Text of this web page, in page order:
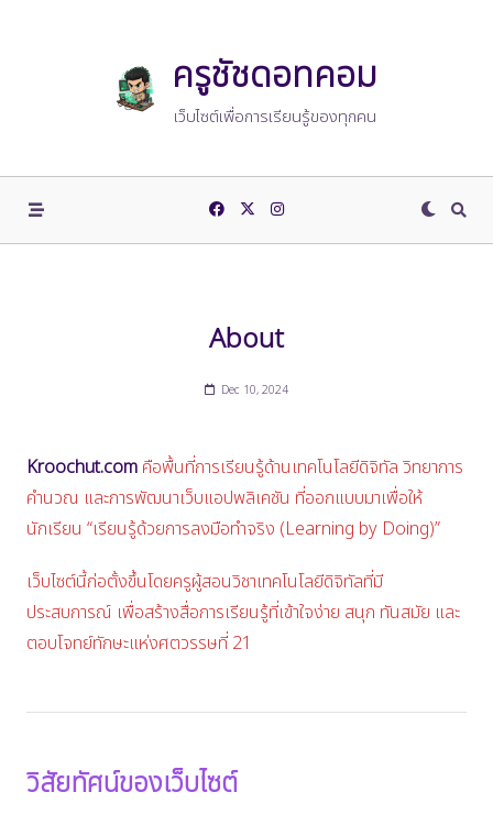
ครูชัชดอทคอม
เว็บไซต์เพื่อการเรียนรู้ของทุกคน
About
Dec 10, 2024
Kroochut.com คือพื้นที่การเรียนรู้ด้านเทคโนโลยีดิจิทัล วิทยาการ
คำนวณ และการพัฒนาเว็บแอปพลิเคชัน ที่ออกแบบมาเพื่อให้
นักเรียน “เรียนรู้ด้วยการลงมือทำจริง (Learning by Doing)”
เว็บไซต์นี้ก่อตั้งขึ้นโดยครูผู้สอนวิชาเทคโนโลยีดิจิทัลที่มี
ประสบการณ์ เพื่อสร้างสื่อการเรียนรู้ที่เข้าใจง่าย สนุก ทันสมัย และ
ตอบโจทย์ทักษะแห่งศตวรรษที่ 21
วิสัยทัศน์ของเว็บไซต์